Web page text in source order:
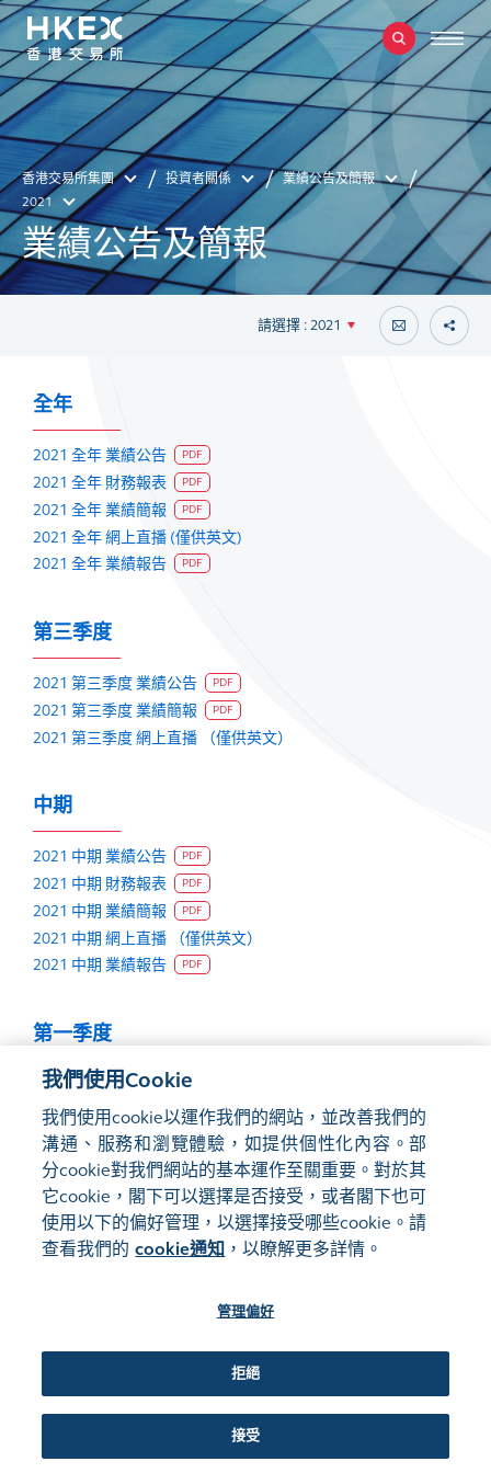
香港交易所集團 投資者關係
業績公告及簡報
2021
業績公告及簡報
請選擇 : 2021
全年
2021 全年 業績公告 PDF
2021 全年 財務報表 PDF
2021 全年 業績簡報 PDF
2021 全年 網上直播 (僅供英文)
2021 全年 業績報告
PDF
第三季度
2021 第三季度 業績公告 PDF
2021 第三季度 業績簡報 PDF
2021 第三季度 網上直播 （僅供英文）
中期
2021 中期 業績公告 PDF
2021 中期 財務報表 PDF
2021 中期 業績簡報 PDF
2021 中期 網上直播 （僅供英文）
2021 中期 業績報告
PDF
第一季度
2021 第一季度 業績公告
2021 第一季度 業績簡報 PDF
2021 第一季度 網上直播（僅供英文）
網站地圖
使用條款
©2016-26 香港交易及結算所有限公司版權所有，翻印必究
我們使用Cookie
我們使用cookie以運作我們的網站，並改善我們的
溝通、服務和瀏覽體驗，如提供個性化內容。部
分cookie對我們網站的基本運作至關重要。對於其
它cookie，閣下可以選擇是否接受，或者閣下也可
使用以下的偏好管理，以選擇接受哪些cookie。請
查看我們的 cookie通知 ，以瞭解更多詳情。
管理偏好
拒絕
接受